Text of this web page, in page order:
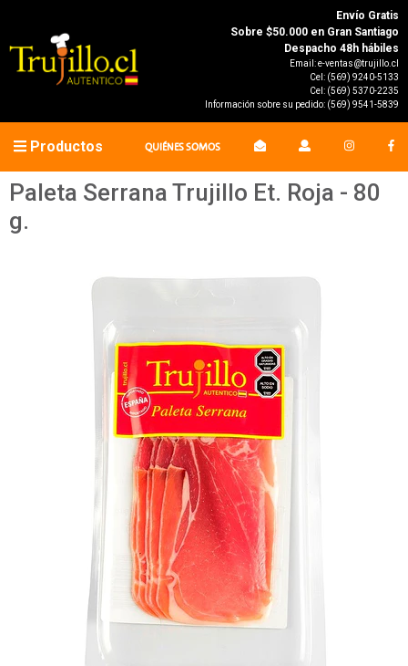
Envío Gratis
Sobre $50.000 en Gran Santiago
Despacho 48h hábiles
Email:e-ventas@trujillo.cl
Cel: (569) 9240-5133
Cel: (569) 5370-2235
Información sobre su pedido: (569) 9541-5839
Productos QUIÉNES SOMOS
Paleta Serrana Trujillo Et. Roja - 80
g.